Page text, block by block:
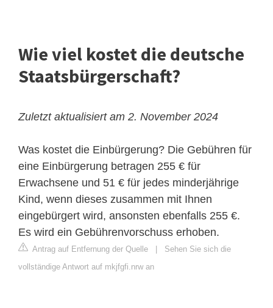
Wie viel kostet die deutsche
Staatsbürgerschaft?
Zuletzt aktualisiert am 2. November 2024
Was kostet die Einbürgerung? Die Gebühren für
eine Einbürgerung betragen 255 € für
Erwachsene und 51 € für jedes minderjährige
Kind, wenn dieses zusammen mit Ihnen
eingebürgert wird, ansonsten ebenfalls 255 €.
Es wird ein Gebührenvorschuss erhoben.
Antrag auf Entfernung der Quelle
Sehen Sie sich die
vollständige Antwort auf mkjfgfi.nrw an